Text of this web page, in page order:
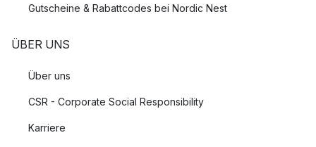
Gutscheine & Rabattcodes bei Nordic Nest
ÜBER UNS
Über uns
CSR - Corporate Social Responsibility
Karriere